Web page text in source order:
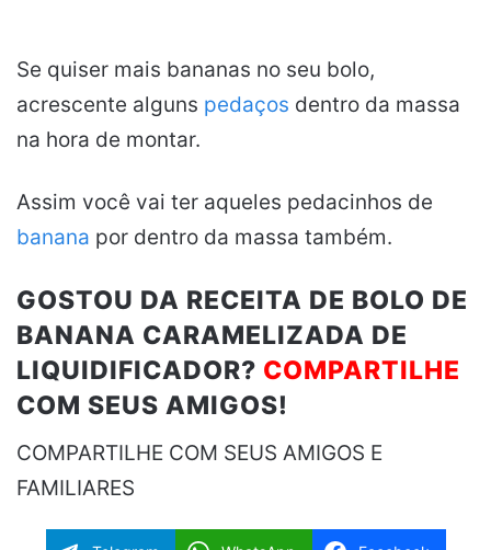
Se quiser mais bananas no seu bolo,
acrescente alguns pedaços dentro da massa
na hora de montar.
Assim você vai ter aqueles pedacinhos de
banana por dentro da massa também.
GOSTOU DA RECEITA DE BOLO DE
BANANA CARAMELIZADA DE
LIQUIDIFICADOR? COMPARTILHE
COM SEUS AMIGOS!
COMPARTILHE COM SEUS AMIGOS E
FAMILIARES